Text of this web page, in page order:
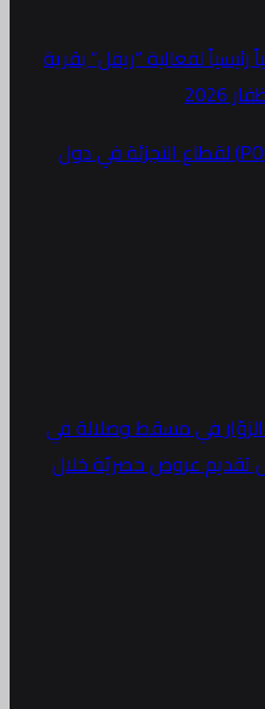
رئيسياً لفعالية “ريفل” بقرية
زوهو تطلق حل نقاط البيع (POS) لقطاع التجزئة في دول
في مسقط وصلالة في
تقديم عروض حصريّة خلال